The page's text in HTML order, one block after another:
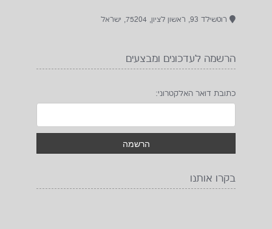
רוטשילד 93, ראשון לציון, 75204, ישראל
הרשמה לעדכונים ומבצעים
כתובת דואר האלקטרוני:
בקרו אותנו